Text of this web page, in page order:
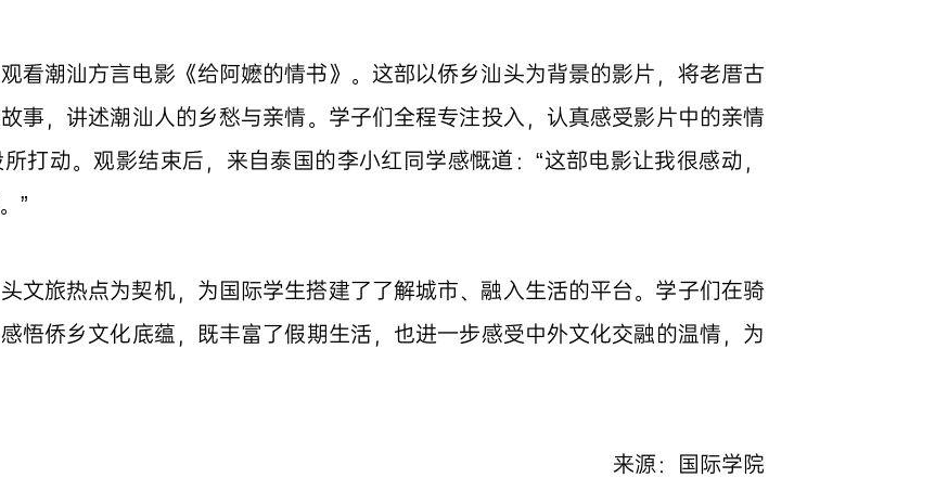
看潮汕方言电影《给阿嬷的情书》。这部以侨乡汕头为背景的影片，将老厝古
事，讲述潮汕人的乡愁与亲情。学子们全程专注投入，认真感受影片中的亲情
打动。观影结束后，来自泰国的李小红同学感慨道：“这部电影让我很感动，
”
文旅热点为契机，为国际学生搭建了了解城市、融入生活的平台。学子们在骑
悟侨乡文化底蕴，既丰富了假期生活，也进一步感受中外文化交融的温情，为
来源：国际学院